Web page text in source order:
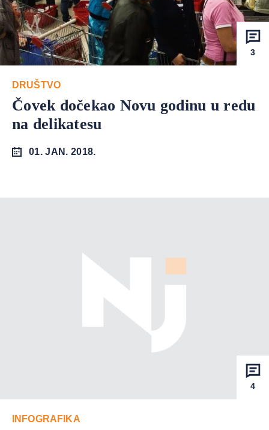
3
DRUŠTVO
Čovek dočekao Novu godinu u redu
na delikatesu
01. JAN. 2018.
4
INFOGRAFIKA